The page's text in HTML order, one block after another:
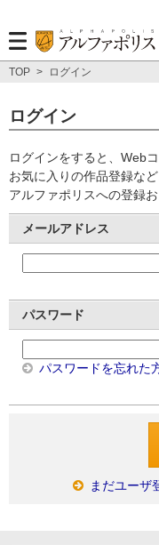
TOP > ログイン
ログイン
ログインをすると、Web
お気に入りの作品登録な
アルファポリスへの登録
メールアドレス
パスワード
パスワードを忘れた
まだユーザ